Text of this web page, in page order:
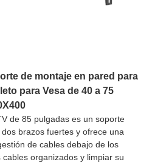
de montaje en pared para
para Vesa de 40 a 75
de 85 pulgadas es un soporte
brazos fuertes y ofrece una
de cables debajo de los
organizados y limpiar su